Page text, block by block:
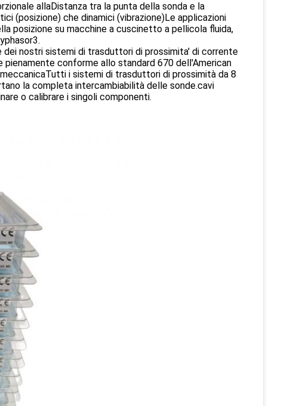
allaDistanza tra la punta della sonda e la
(posizione) che dinamici (vibrazione)Le applicazioni
posizione su macchine a cuscinetto a pellicola fluida,
nostri sistemi di trasduttori di prossimita' di corrente
conforme allo standard 670 dell'American
i sistemi di trasduttori di prossimità da 8
la completa intercambiabilità delle sonde.cavi
o calibrare i singoli componenti.